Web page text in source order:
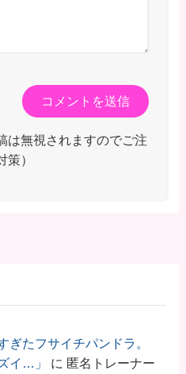
は無視されますのでご注
）
ぎたフサイチパンドラ。
イ…」
に 匿名トレーナー